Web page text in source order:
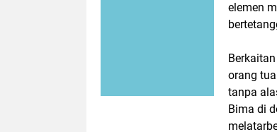
elemen
orang
tanpa
Bima di